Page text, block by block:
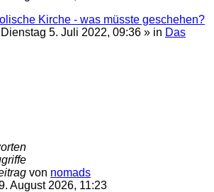
Kirche - was müsste geschehen?
Dienstag 5. Juli 2022, 09:36 » in Das
von nomads
August 2026, 11:23